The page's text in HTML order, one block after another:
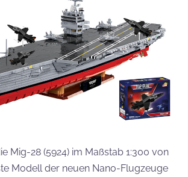
Mig-28 (5924) im Maßstab 1:300 von
Modell der neuen Nano-Flugzeuge